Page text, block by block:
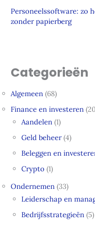
Personeelssoftware: zo
zonder papierberg
Categorieën
Algemeen (68)
Finance en investeren
Aandelen (1)
Geld beheer(4)
Beleggen en
Crypto (1)
Ondernemen (33)
Leiderschap en
Bedrijfsstrategieën (5)